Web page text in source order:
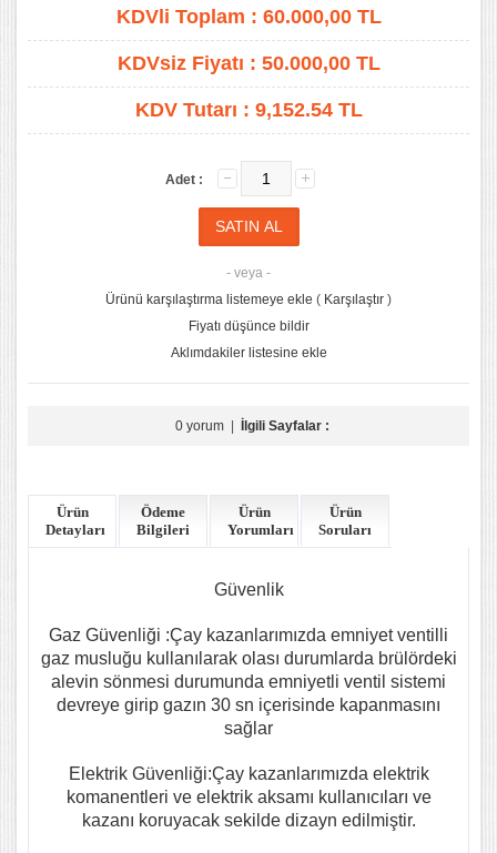
KDVli Toplam : 60.000,00TL
KDVsiz Fiyatı : 50.000,00TL
KDV Tutarı : 9,152.54 TL
Adet :
- veya -
Ürünü karşılaştırma listemeye ekle ( Karşılaştır )
Fiyatı düşünce bildir
Aklımdakiler listesine ekle
0 yorum| İlgili Sayfalar :
Ürün
Detayları
Ödeme
Bilgileri
Ürün
Yorumları
Ürün
Soruları
Güvenlik
Gaz Güvenliği :Çay kazanlarımızda emniyet ventilli
gaz musluğu kullanılarak olası durumlarda brülördeki
alevin sönmesi durumunda emniyetli ventil sistemi
devreye girip gazın 30 sn içerisinde kapanmasını
sağlar
Elektrik Güvenliği:Çay kazanlarımızda elektrik
komanentleri ve elektrik aksamı kullanıcıları ve
kazanı koruyacak sekilde dizayn edilmiştir.